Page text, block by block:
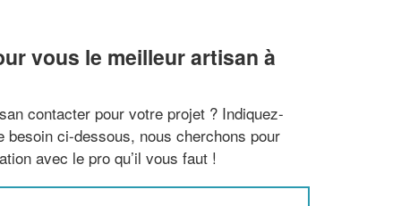
vous le meilleur artisan à
contacter pour votre projet ? Indiquez-
besoin ci-dessous, nous cherchons pour
avec le pro qu’il vous faut !